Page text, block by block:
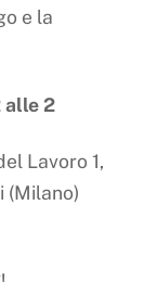
e la
alle 2
Lavoro 1,
(Milano)